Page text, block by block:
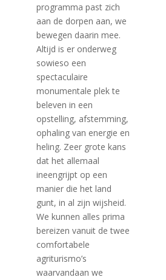
programma past zich
aan de dorpen aan, we
bewegen daarin mee.
Altijd is er onderweg
sowieso een
spectaculaire
monumentale plek te
beleven in een
opstelling, afstemming,
ophaling van energie en
heling. Zeer grote kans
dat het allemaal
ineengrijpt op een
manier die het land
gunt, in al zijn wijsheid.
We kunnen alles prima
bereizen vanuit de twee
comfortabele
agriturismo’s
waarvandaan we